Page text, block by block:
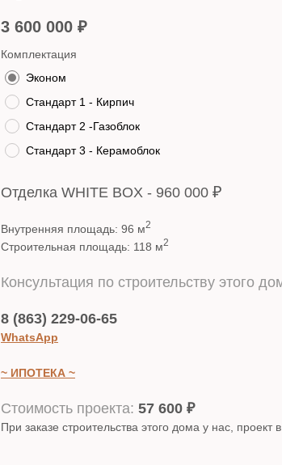
3 600 000 ₽
Комплектация
Эконом
Стандарт 1 - Кирпич
Стандарт 2 -Газоблок
Стандарт 3 - Керамоблок
Отделка WHITE BOX - 960 000 ₽
Внутренняя площадь: 96 м2
Строительная площадь: 118 м2
Консультация по строительству этого
8 (863) 229-06-65
WhatsApp
~ ИПОТЕКА ~
Стоимость проекта: 57 600 ₽
При заказе строительства этого дома у нас, проект